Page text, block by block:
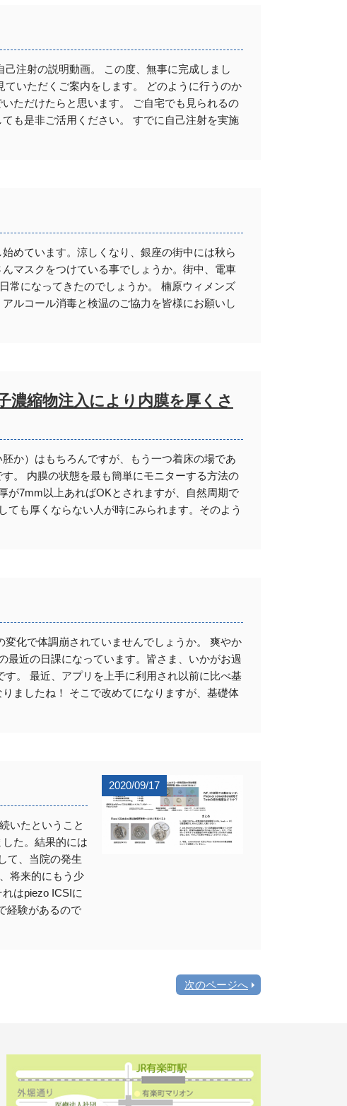
注射の説明動画。 この度、無事に完成しまし
いただくご案内をします。 どのように行うのか
ただけたらと思います。 ご自宅でも見られるの
も是非ご活用ください。 すでに自己注射を実施
めています。涼しくなり、銀座の街中には秋ら
マスクをつけている事でしょうか。街中、電車
常になってきたのでしょうか。 楠原ウィメンズ
ルコール消毒と検温のご協力を皆様にお願いし
濃縮物注入により内膜を厚くさ
か）はもちろんですが、もう一つ着床の場であ
。 内膜の状態を最も簡単にモニターする方法の
が7mm以上あればOKとされますが、自然周期で
も厚くならない人が時にみられます。そのよう
化で体調崩されていませんでしょうか。 爽やか
最近の日課になっています。皆さま、いかがお過
。 最近、アプリを上手に利用され以前に比べ基
ましたね！ そこで改めてになりますが、基礎体
2020/09/17
いたということ
た。結果的には
て、当院の発生
将来的にもう少
はpiezo ICSIに
経験があるので
次のページへ